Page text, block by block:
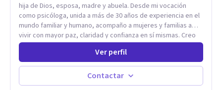
hija de Dios, esposa, madre y abuela. Desde mi vocación
como psicóloga, unida a más de 30 años de experiencia en el
mundo familiar y humano, acompaño a mujeres y familias a
vivir con mayor paz, claridad y confianza en sí mismas. Creo
profundamente que la vida está hecha de etapas, y que cada
ciclo —personal, emocional, espiritual y familiar— trae
oportunidades de crecimiento. Por eso utilizo una
combinación de psicología positiva, enfoque humanista,
herramientas contemporáneas de bienestar mental y
Ver perfil
Contactar